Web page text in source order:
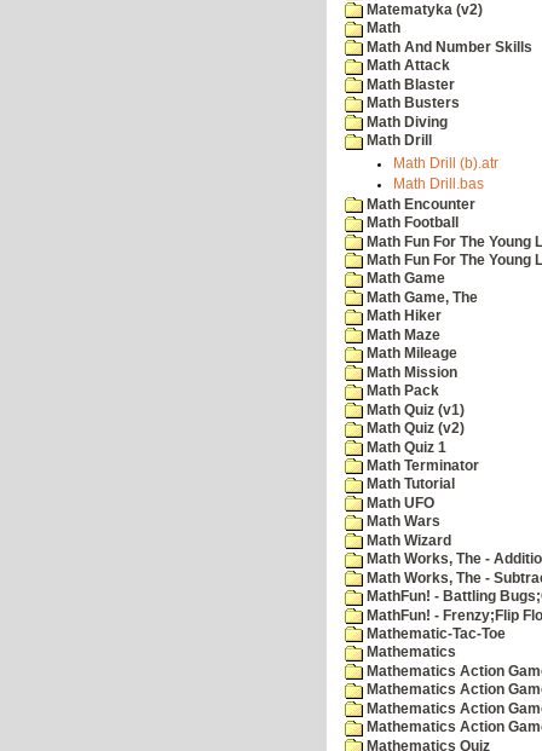
Matematyka (v2)
Math
Math And Number Skills
Math Attack
Math Blaster
Math Busters
Math Diving
Math Drill
Math Drill (b).atr
Math Drill.bas
Math Encounter
Math Football
Math Fun For The Young
Math Fun For The Young
Math Game
Math Game, The
Math Hiker
Math Maze
Math Mileage
Math Mission
Math Pack
Math Quiz (v1)
Math Quiz (v2)
Math Quiz 1
Math Terminator
Math Tutorial
Math UFO
Math Wars
Math Wizard
Math Works, The -
Math Works, The -
MathFun! - Battling
MathFun! - Frenzy;Flip
Mathematic-Tac-Toe
Mathematics
Mathematics Action
Mathematics Action
Mathematics Action
Mathematics Action
Mathematics Quiz